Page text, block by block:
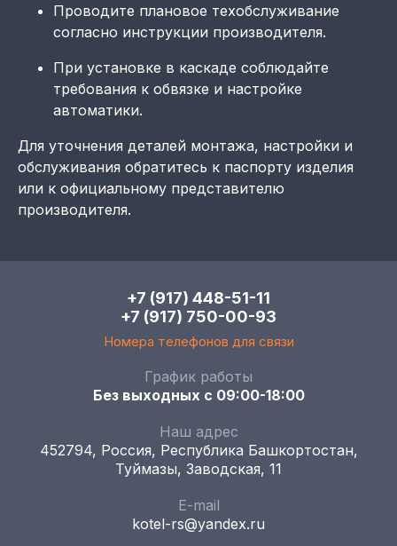
Проводите плановое техобслуживание
согласно инструкции производителя.
При установке в каскаде соблюдайте
требования к обвязке и настройке
автоматики.
Для уточнения деталей монтажа, настройки и
обслуживания обратитесь к паспорту изделия
или к официальному представителю
производителя.
+7 (917) 448-51-11
+7 (917) 750-00-93
Номера телефонов для связи
График работы
Без выходных с 09:00-18:00
Наш адрес
452794, Россия, Республика Башкортостан,
Туймазы, Заводская, 11
E-mail
kotel-rs@yandex.ru